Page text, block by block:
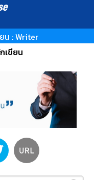
น : Writer
เขียน